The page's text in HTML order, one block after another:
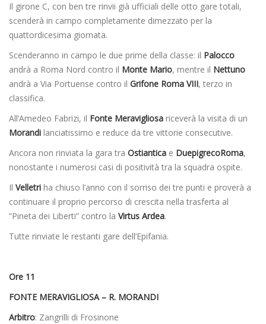
Il girone C, con ben tre rinvii già ufficiali delle otto gare totali,
scenderà in campo completamente dimezzato per la
quattordicesima giornata.
Scenderanno in campo le due prime della classe: il Palocco
andrà a Roma Nord contro il Monte Mario, mentre il Nettuno
andrà a Via Portuense contro il Grifone Roma VIII, terzo in
classifica.
All’Amedeo Fabrizi, il Fonte Meravigliosa riceverà la visita di un
Morandi lanciatissimo e reduce da tre vittorie consecutive.
Ancora non rinviata la gara tra Ostiantica e DuepigrecoRoma,
nonostante i numerosi casi di positività tra la squadra ospite.
Il Velletri ha chiuso l’anno con il sorriso dei tre punti e proverà a
continuare il proprio percorso di crescita nella trasferta al
“Pineta dei Liberti” contro la Virtus Ardea.
Tutte rinviate le restanti gare dell’Epifania.
Ore 11
FONTE MERAVIGLIOSA – R. MORANDI
Arbitro: Zangrilli di Frosinone